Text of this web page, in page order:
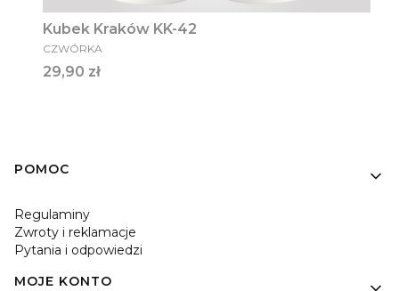
Kubek Kraków KK-42
PRODUCENT
CZWÓRKA
Cena
29,90 zł
Linki w stopce
POMOC
Regulaminy
Zwroty i reklamacje
Pytania i odpowiedzi
MOJE KONTO